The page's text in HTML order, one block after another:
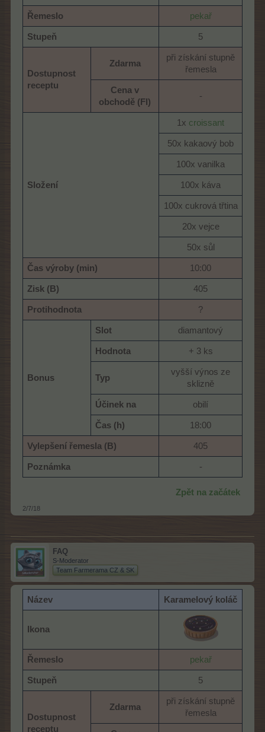
Řemeslo pekař
Stupeň 5​
Dostupnost
receptu
Zdarma
při získání stupně
řemesla​
Cena v
obchodě (Fl)
-​
Složení
1x croissant
50x kakaový bob​
100x vanilka​
100x káva​
100x cukrová třtina​
20x vejce​
50x sůl​
Čas výroby (min) 10:00​
Zisk (B) 405​
Protihodnota ?​
Bonus
Slot diamantový​
Hodnota + 3 ks​
Typ
vyšší výnos ze
sklizně​
Účinek na obilí​
Čas (h) 18:00​
Vylepšení řemesla (B) 405​
Poznámka -​
Zpět na začátek
2/7/18
FAQ
S-Moderator
Team Farmerama CZ & SK
Název Karamelový koláč
Ikona
Řemeslo pekař
Stupeň 5​
Dostupnost
receptu
Zdarma
při získání stupně
řemesla​